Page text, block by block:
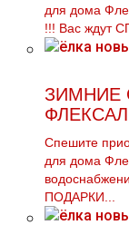
для дoма
!!! Вас ждут
ЗИМНИЕ
Спешите
для дoма
ПОДАРКИ...